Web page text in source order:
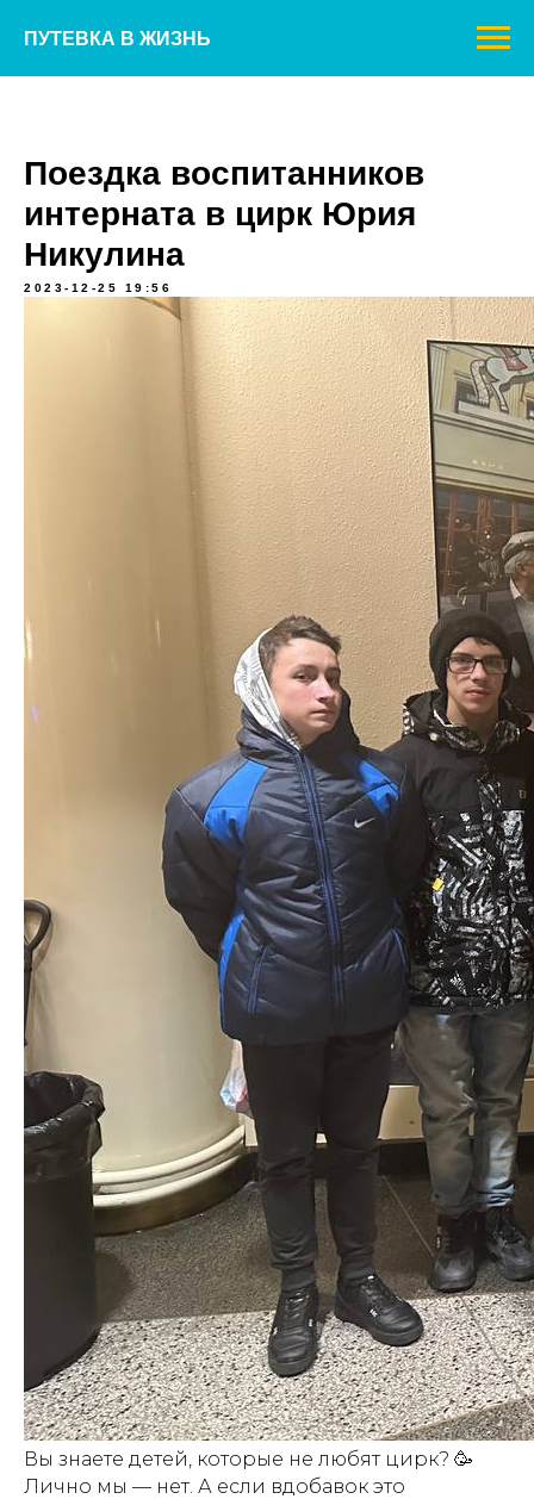
ПУТЕВКА В ЖИЗНЬ
Поездка воспитанников
интерната в цирк Юрия
Никулина
2023-12-25 19:56
Вы знаете детей, которые не любят цирк? 🥳
Лично мы — нет. А если вдобавок это